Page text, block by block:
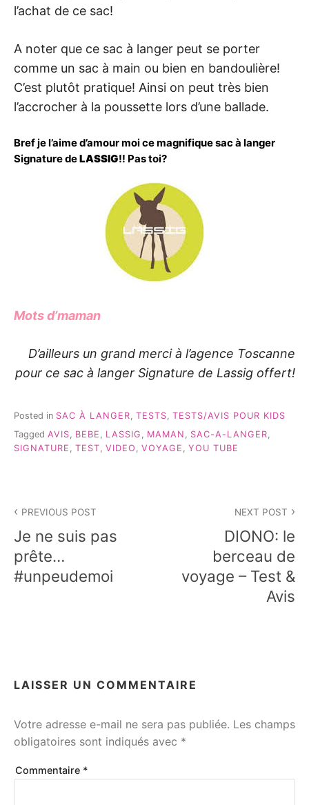
l’achat de ce sac!
A noter que ce sac à langer peut se porter
comme un sac à main ou bien en bandoulière!
C’est plutôt pratique! Ainsi on peut très bien
l’accrocher à la poussette lors d’une ballade.
Bref je l’aime d’amour moi ce magnifique sac à langer
Signature deLASSIG!! Pas toi?
Mots d’maman
D’ailleurs un grand merci à l’agence Toscanne
pour ce sac à langer Signature de Lassig offert!
Posted in SAC À LANGER, TESTS, TESTS/AVIS POUR KIDS
Tagged AVIS BEBE LASSIG MAMAN SAC-A-LANGER
SIGNATURE
TEST VIDEO VOYAGE YOU TUBE
de
l’article
PREVIOUS POST
Je ne suis pas
prête…
#unpeudemoi
NEXT POST
DIONO: le
berceau de
voyage – Test &
Avis
LAISSER UN COMMENTAIRE
Votre adresse e-mail ne sera pas publiée. Les champs
obligatoires sont indiqués avec *
Commentaire *